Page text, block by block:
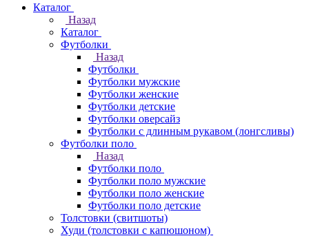
Каталог
Назад
Каталог
Футболки
Назад
Футболки
Футболки мужские
Футболки женские
Футболки детские
Футболки оверсайз
Футболки с длинным рукавом (лонгсливы)
Футболки поло
Назад
Футболки поло
Футболки поло мужские
Футболки поло женские
Футболки поло детские
Толстовки (свитшоты)
Худи (толстовки с капюшоном)